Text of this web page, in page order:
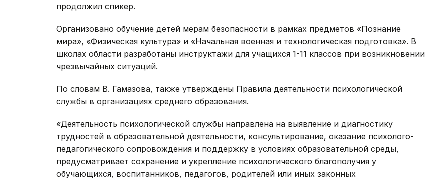
продолжил спикер.
Организовано обучение детей мерам безопасности в рамках предметов «Познание
мира», «Физическая культура» и «Начальная военная и технологическая подготовка». В
школах области разработаны инструктажи для учащихся 1-11 классов при возникновении
чрезвычайных ситуаций.
По словам В. Гамазова, также утверждены Правила деятельности психологической
службы в организациях среднего образования.
«Деятельность психологической службы направлена на выявление и диагностику
трудностей в образовательной деятельности, консультирование, оказание психолого-
педагогического сопровождения и поддержку в условиях образовательной среды,
предусматривает сохранение и укрепление психологического благополучия у
обучающихся, воспитанников, педагогов, родителей или иных законных